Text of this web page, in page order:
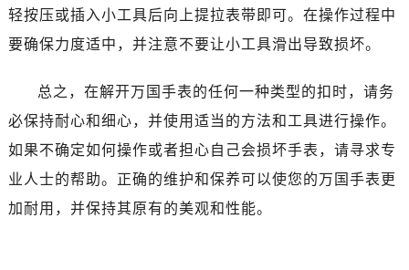
轻按压或插入小工具后向上提拉表带即可。在操作过程中
要确保力度适中，并注意不要让小工具滑出导致损坏。
总之，在解开万国手表的任何一种类型的扣时，请务
必保持耐心和细心，并使用适当的方法和工具进行操作。
如果不确定如何操作或者担心自己会损坏手表，请寻求专
业人士的帮助。正确的维护和保养可以使您的万国手表更
加耐用，并保持其原有的美观和性能。